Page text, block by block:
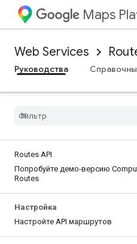
Maps
Web Services
Руководства
Routes API
Попробуйте демо-версию
Routes
Настройка
Настройте API маршрутов